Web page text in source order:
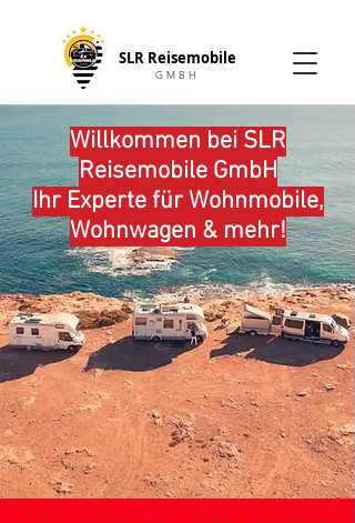
SLR Reisemobile
GMBH
Willkommen bei SLR
Reisemobile GmbH
Ihr Experte für Wohnmobile,
Wohnwagen & mehr!